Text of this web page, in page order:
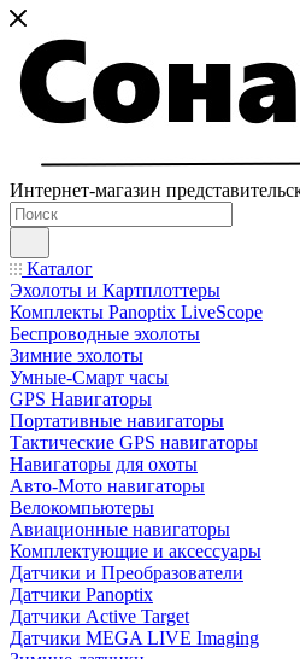
Интернет-магазин
Каталог
Эхолоты и Картплоттеры
Комплекты Panoptix LiveScope
Беспроводные эхолоты
Зимние эхолоты
Умные-Смарт часы
GPS Навигаторы
Портативные навигаторы
Тактические GPS навигаторы
Навигаторы для охоты
Авто-Мото навигаторы
Велокомпьютеры
Авиационные навигаторы
Комплектующие и аксессуары
Датчики и Преобразователи
Датчики Panoptix
Датчики Active Target
Датчики MEGA LIVE Imaging